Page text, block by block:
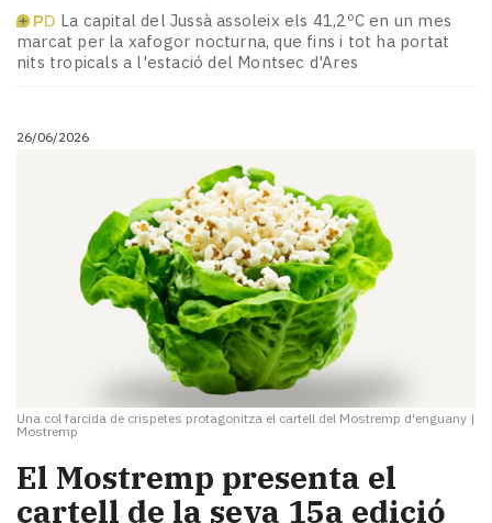
La capital del Jussà assoleix els 41,2ºC en un mes
marcat per la xafogor nocturna, que fins i tot ha portat
nits tropicals a l'estació del Montsec d'Ares
26/06/2026
Una col farcida de crispetes protagonitza el cartell del Mostremp d'enguany |
Mostremp
El Mostremp presenta el
cartell de la seva 15a edició